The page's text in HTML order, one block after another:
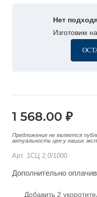
Нет
Изготовим
1 568.00 ₽
Предложение не является
актуальность цен у наших
Арт. 1СЦ 2,0/1000
Дополнительно
Добавить 2